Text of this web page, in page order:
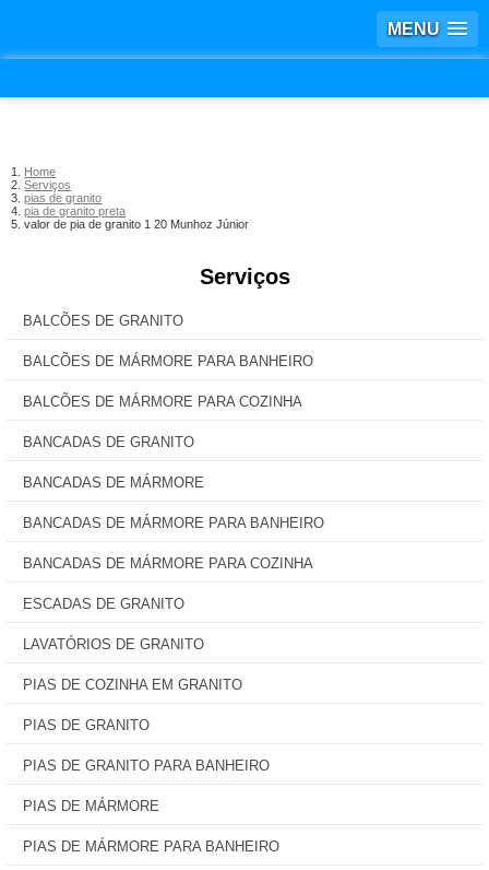
MENU
Home
Serviços
pias de granito
pia de granito preta
valor de pia de granito 1 20 Munhoz Júnior
Serviços
BALCÕES DE GRANITO
BALCÕES DE MÁRMORE PARA BANHEIRO
BALCÕES DE MÁRMORE PARA COZINHA
BANCADAS DE GRANITO
BANCADAS DE MÁRMORE
BANCADAS DE MÁRMORE PARA BANHEIRO
BANCADAS DE MÁRMORE PARA COZINHA
ESCADAS DE GRANITO
LAVATÓRIOS DE GRANITO
PIAS DE COZINHA EM GRANITO
PIAS DE GRANITO
PIAS DE GRANITO PARA BANHEIRO
PIAS DE MÁRMORE
PIAS DE MÁRMORE PARA BANHEIRO